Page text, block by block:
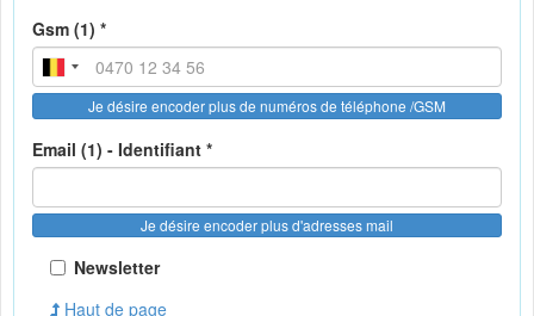
Gsm (1) *
Je désire encoder plus de numéros de téléphone /GSM
Email (1) - Identifiant *
Je désire encoder plus d'adresses mail
Newsletter
Haut de page